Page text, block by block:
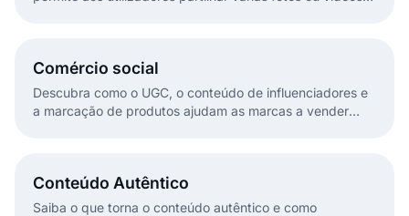
Comércio social
Descubra como o UGC, o conteúdo de influenciadores e
a marcação de produtos ajudam as marcas a vender
Conteúdo Autêntico
Saiba o que torna o conteúdo autêntico e como